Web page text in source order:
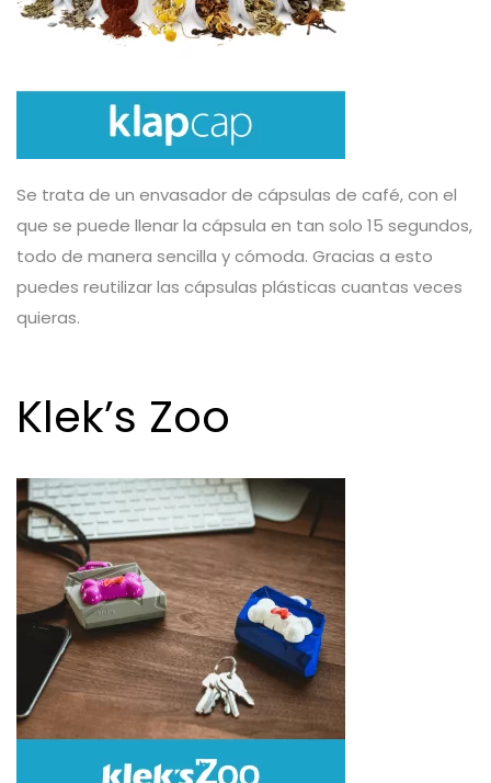
Se trata de un envasador de cápsulas de café, con el
que se puede llenar la cápsula en tan solo 15 segundos,
todo de manera sencilla y cómoda. Gracias a esto
puedes reutilizar las cápsulas plásticas cuantas veces
quieras.
Klek’s Zoo